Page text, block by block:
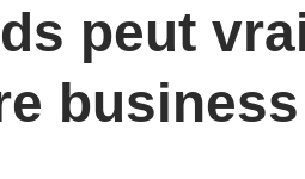
peut
business